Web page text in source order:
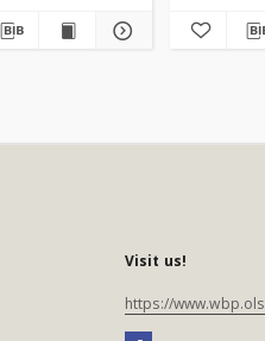
Visit us!
https://